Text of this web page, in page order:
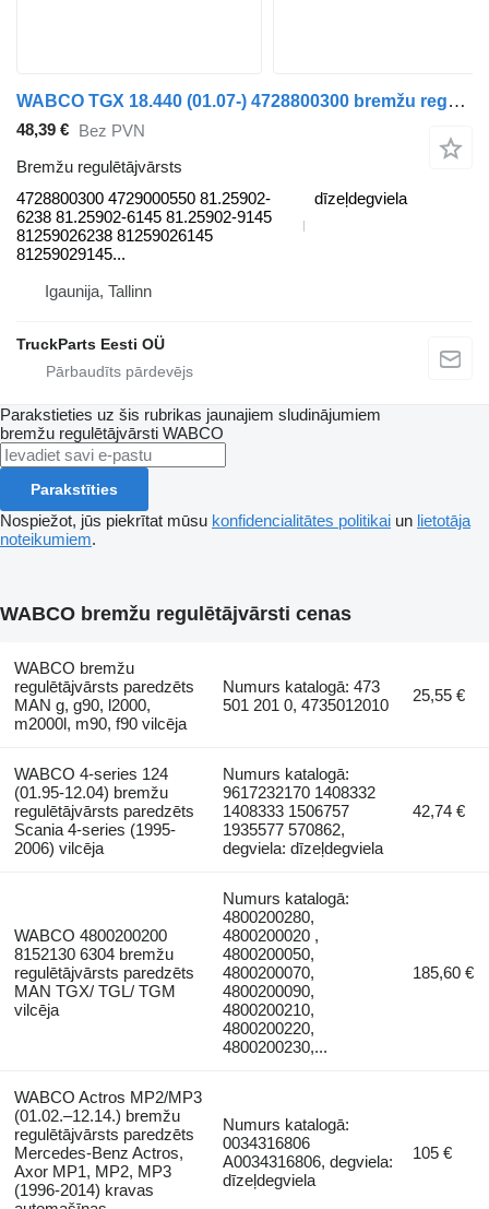
WABCO TGX 18.440 (01.07-) 4728800300 bremžu regulētājvārsts paredzēts MAN TGL, TGM, TGS, TGX (2005-2021) vilcēja
48,39 € Bez PVN
Bremžu regulētājvārsts
4728800300 4729000550 81.25902-
6238 81.25902-6145 81.25902-9145
81259026238 81259026145
81259029145...
dīzeļdegviela
Igaunija, Tallinn
TruckParts Eesti OÜ
Parakstieties uz šis rubrikas jaunajiem sludinājumiem
bremžu regulētājvārsti WABCO
Parakstīties
Nospiežot, jūs piekrītat mūsu konfidencialitātes politikai un lietotāja
noteikumiem.
WABCO bremžu regulētājvārsti cenas
WABCO bremžu
regulētājvārsts paredzēts
MAN g, g90, l2000,
m2000l, m90, f90 vilcēja
Numurs katalogā: 473
501 201 0, 4735012010
25,55 €
WABCO 4-series 124
(01.95-12.04) bremžu
regulētājvārsts paredzēts
Scania 4-series (1995-
2006) vilcēja
Numurs katalogā:
9617232170 1408332
1408333 1506757
1935577 570862,
degviela: dīzeļdegviela
42,74 €
WABCO 4800200200
8152130 6304 bremžu
regulētājvārsts paredzēts
MAN TGX/ TGL/ TGM
vilcēja
Numurs katalogā:
4800200280,
4800200020 ,
4800200050,
4800200070,
4800200090,
4800200210,
4800200220,
4800200230,...
185,60 €
WABCO Actros MP2/MP3
(01.02.–12.14.) bremžu
regulētājvārsts paredzēts
Mercedes-Benz Actros,
Axor MP1, MP2, MP3
(1996-2014) kravas
Numurs katalogā:
0034316806
A0034316806, degviela:
dīzeļdegviela
105 €